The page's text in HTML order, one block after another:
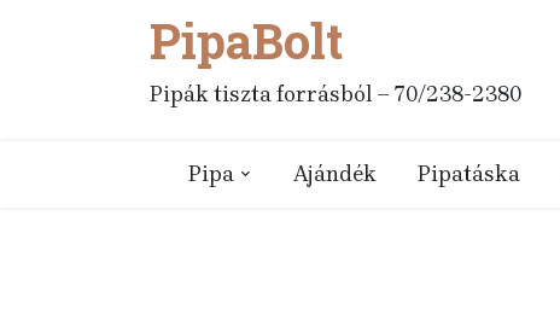
PipaBolt
Pipák tiszta forrásból – 70/238-2380
Pipa Ajándék Pipatáska